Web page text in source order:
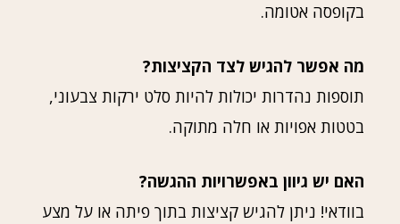
בקופסה אטומה.
מה אפשר להגיש לצד הקציצות?
תוספות נהדרות יכולות להיות סלט ירקות צבעוני,
בטטות אפויות או חלה מתוקה.
האם יש גיוון באפשרויות ההגשה?
בוודאי! ניתן להגיש קציצות בתוך פיתה או על מצע